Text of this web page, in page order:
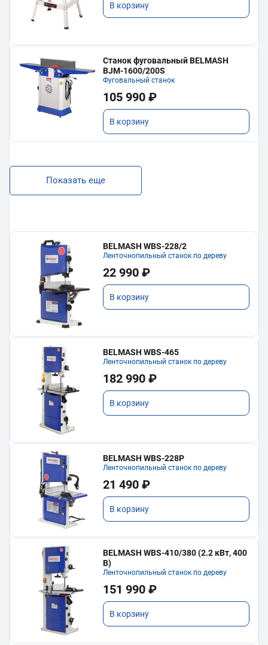
В корзину
Станок фуговальный BELMASH
BJM-1600/200S
Фуговальный станок
105 990 ₽
В корзину
Показать еще
BELMASH WBS-228/2
Ленточнопильный станок по дереву
22 990 ₽
В корзину
BELMASH WBS-465
Ленточнопильный станок по дереву
182 990 ₽
В корзину
BELMASH WBS-228P
Ленточнопильный станок по дереву
21 490 ₽
В корзину
BELMASH WBS-410/380 (2.2 кВт, 400
В)
Ленточнопильный станок по дереву
151 990 ₽
В корзину